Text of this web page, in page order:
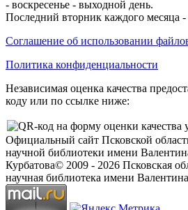
- воскресенье - выходной день.
Последний вторник каждого месяца
Соглашение об использовании
Политика конфиденциальности
Независимая оценка качества
коду или по ссылке ниже:
Официальный сайт Псковской
научной библиотеки имени
Курбатова© 2009 - 2026 Псковская
научная библиотека имени